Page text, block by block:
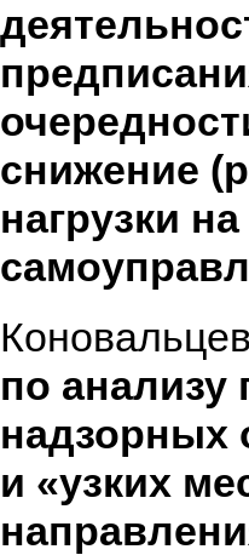
снижение
нагрузки
по анализу
надзорных
и «узких